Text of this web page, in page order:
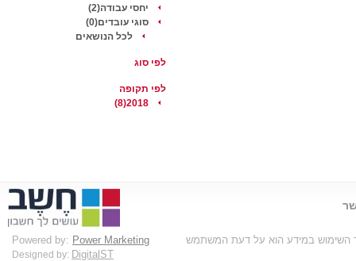
יחסי עבודה(2)
סוגי עובדים(0)
לכל הנושאים
לפי סוג
לפי תקופה
2018(8)
השימוש במידע הוא על דעת המשתמש Powered by: Power Marketing
Designed by: DigitalST